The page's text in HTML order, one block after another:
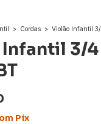
> Cordas > Violão Infantil 3/
3/4
Pix